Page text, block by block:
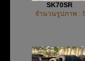
SK70SR
จำนวนรูปภาพ :